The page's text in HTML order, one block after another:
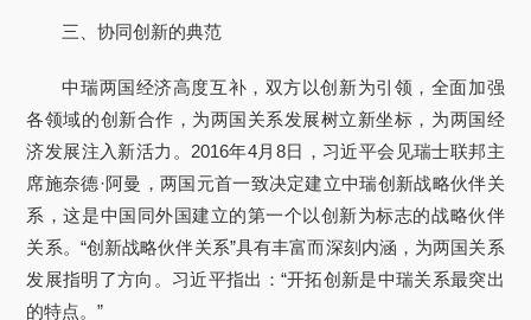
三、协同创新的典范
中瑞两国经济高度互补，双方以创新为引领，全面加强
各领域的创新合作，为两国关系发展树立新坐标，为两国经
济发展注入新活力。2016年4月8日，习近平会见瑞士联邦主
席施奈德·阿曼，两国元首一致决定建立中瑞创新战略伙伴关
系，这是中国同外国建立的第一个以创新为标志的战略伙伴
关系。“创新战略伙伴关系”具有丰富而深刻内涵，为两国关系
发展指明了方向。习近平指出：“开拓创新是中瑞关系最突出
的特点。”